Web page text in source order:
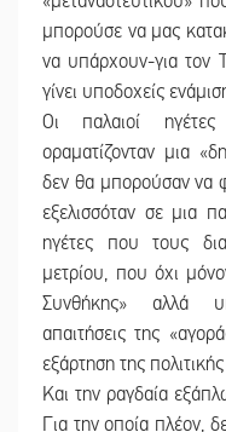
μπορούσε να μας
να υπάρχουν-για τον
γίνει υποδοχείς
Οι παλαιοί
οραματίζονταν μια
δεν θα μπορούσαν να
εξελισσόταν σε μια
ηγέτες που τους
μετρίου, που όχι
Συνθήκης» αλλά
απαιτήσεις της
εξάρτηση της
Και την ραγδαία
Για την οποία πλέον,